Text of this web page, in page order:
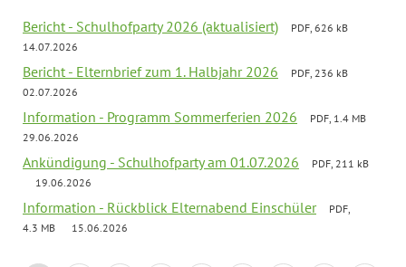
Bericht - Schulhofparty 2026 (aktualisiert)
PDF, 626 kB
14.07.2026
Bericht - Elternbrief zum 1. Halbjahr 2026
PDF, 236 kB
02.07.2026
Information - Programm Sommerferien 2026
PDF, 1.4 MB
29.06.2026
Ankündigung - Schulhofparty am 01.07.2026
PDF, 211 kB
19.06.2026
Information - Rückblick Elternabend Einschüler
PDF,
4.3 MB
15.06.2026